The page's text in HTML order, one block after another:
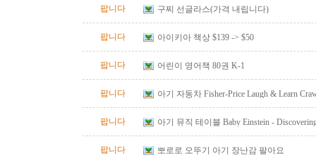
팝니다 구찌 선글라스(가격 내립니다)
팝니다 아이키아 책상 $139 -> $50
팝니다 어린이 영어책 80권 K-1
팝니다
아기 자동차 Fisher-Price Laugh & Learn
팝니다
아기 뮤직 테이블 Baby Einstein -
팝니다
뽀로로 오뚜기 아기 장난감 팔아요